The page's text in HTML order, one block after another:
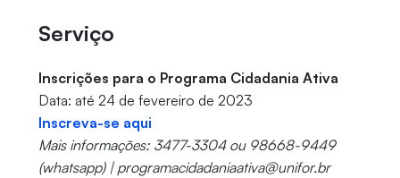
Serviço
Inscrições para o Programa Cidadania Ativa
Data: até 24 de fevereiro de 2023
Inscreva-se aqui
Mais informações: 3477-3304 ou 98668-9449
(whatsapp) | programacidadaniaativa@unifor.br